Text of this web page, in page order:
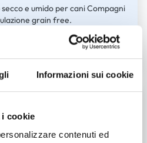
Informazioni sui cookie
cookie
contenuti ed
e umido per cani Compagni
grain free.